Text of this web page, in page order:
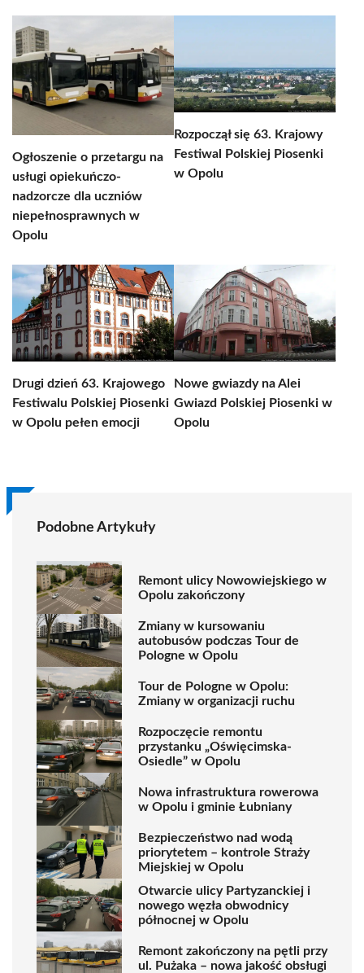
Ogłoszenie o przetargu na
usługi opiekuńczo-
nadzorcze dla uczniów
niepełnosprawnych w
Opolu
Rozpoczął się 63. Krajowy
Festiwal Polskiej Piosenki
w Opolu
Drugi dzień 63. Krajowego
Festiwalu Polskiej Piosenki
w Opolu pełen emocji
Nowe gwiazdy na Alei
Gwiazd Polskiej Piosenki w
Opolu
Podobne Artykuły
Remont ulicy Nowowiejskiego w
Opolu zakończony
Zmiany w kursowaniu
autobusów podczas Tour de
Pologne w Opolu
Tour de Pologne w Opolu:
Zmiany w organizacji ruchu
Rozpoczęcie remontu
przystanku „Oświęcimska-
Osiedle” w Opolu
Nowa infrastruktura rowerowa
w Opolu i gminie Łubniany
Bezpieczeństwo nad wodą
priorytetem – kontrole Straży
Miejskiej w Opolu
Otwarcie ulicy Partyzanckiej i
nowego węzła obwodnicy
północnej w Opolu
Remont zakończony na pętli przy
ul. Pużaka – nowa jakość obsługi